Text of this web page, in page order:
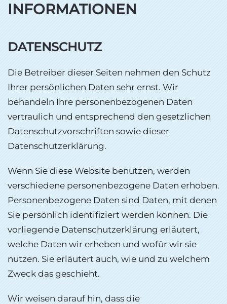
INFORMATIONEN
DATENSCHUTZ
Die Betreiber dieser Seiten nehmen den Schutz
Ihrer persönlichen Daten sehr ernst. Wir
behandeln Ihre personenbezogenen Daten
vertraulich und entsprechend den gesetzlichen
Datenschutzvorschriften sowie dieser
Datenschutzerklärung.
Wenn Sie diese Website benutzen, werden
verschiedene personenbezogene Daten erhoben.
Personenbezogene Daten sind Daten, mit denen
Sie persönlich identifiziert werden können. Die
vorliegende Datenschutzerklärung erläutert,
welche Daten wir erheben und wofür wir sie
nutzen. Sie erläutert auch, wie und zu welchem
Zweck das geschieht.
Wir weisen darauf hin, dass die